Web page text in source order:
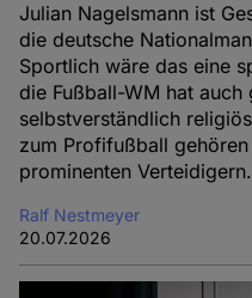
Julian Nagelsmann ist
die deutsche
Sportlich wäre das eine
die Fußball-WM hat
selbstverständlich
zum Profifußball
prominenten Verteidigern.
Ralf Nestmeyer
20.07.2026